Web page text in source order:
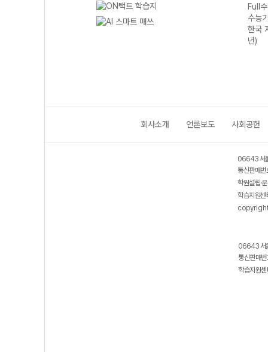
Full수록(풀수록)
수능기출문제집
Full
수능
한국
년)
회사소개 언론보도 사회공헌
06643 서
통신판매
학원설립·
학습지원
06643 서
통신판매
학습지원